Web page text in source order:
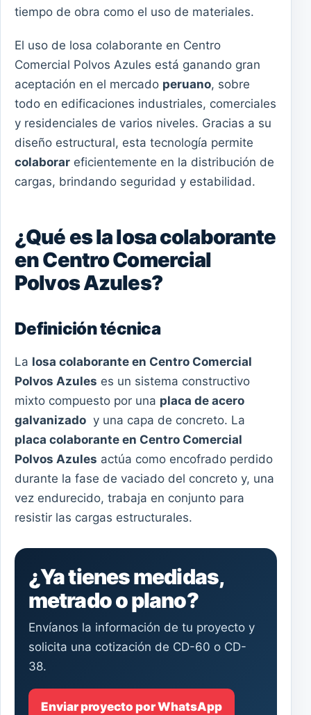
tiempo de obra como el uso de materiales.
El uso de losa colaborante en Centro
Comercial Polvos Azules está ganando gran
aceptación en el mercado peruano, sobre
todo en edificaciones industriales, comerciales
y residenciales de varios niveles. Gracias a su
diseño estructural, esta tecnología permite
colaborar eficientemente en la distribución de
cargas, brindando seguridad y estabilidad.
¿Qué es la losa colaborante
en Centro Comercial
Polvos Azules?
Definición técnica
La losa colaborante en Centro Comercial
Polvos Azules es un sistema constructivo
mixto compuesto por una placa de acero
galvanizado y una capa de concreto. La
placa colaborante en Centro Comercial
Polvos Azules actúa como encofrado perdido
durante la fase de vaciado del concreto y, una
vez endurecido, trabaja en conjunto para
resistir las cargas estructurales.
¿Ya tienes medidas,
metrado o plano?
Envíanos la información de tu proyecto y
solicita una cotización de CD-60 o CD-
38.
Enviar proyecto por WhatsApp